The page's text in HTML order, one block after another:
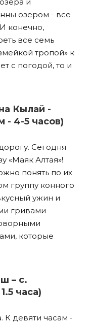
озером - все
конечно,
все семь
тропой» к
с погодой, то и
Кылай -
- 4-5 часов)
Сегодня
«Маяк Алтая»!
понять по их
группу конного
ужин и
гривами
которые
– с.
часа)
К девяти часам -